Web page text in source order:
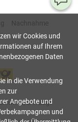
Nachnahme
Mwst, z.T. zzgl.
wir Cookies und
auf Ihrem
Daten
in die Verwendung
zur
Angebote und
und
Sie